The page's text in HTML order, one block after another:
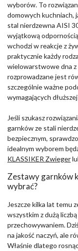
wyborów. To
domowych kuchniach,
stal nierdzewna AISI
wyjątkową
wchodzi w reakcje z
praktycznie każdy
wielowarstwowe dna z
rozprowadzane jest
szczególnie ważne
wymagających
Jeśli szukasz
garnków ze stali
bezpiecznym,
idealnym wyborem
KLASSIKER Zwieger
Zestawy garnków
wybrać?
Jeszcze kilka lat temu
wszystkim z dużą
przechowywaniem.
na jakość naczyń, ale
Właśnie dlatego